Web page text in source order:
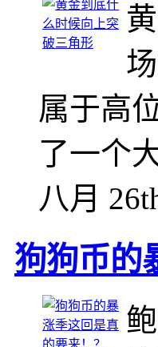
属于高
了一个
八月
狗狗币的